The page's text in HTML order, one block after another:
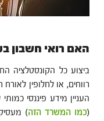
האם רואי חשבון
ביצוע כל הקונסטלציה
רווחים, או לחלופין
העניין מידע פיננסי
(כמו המשרד הזה)